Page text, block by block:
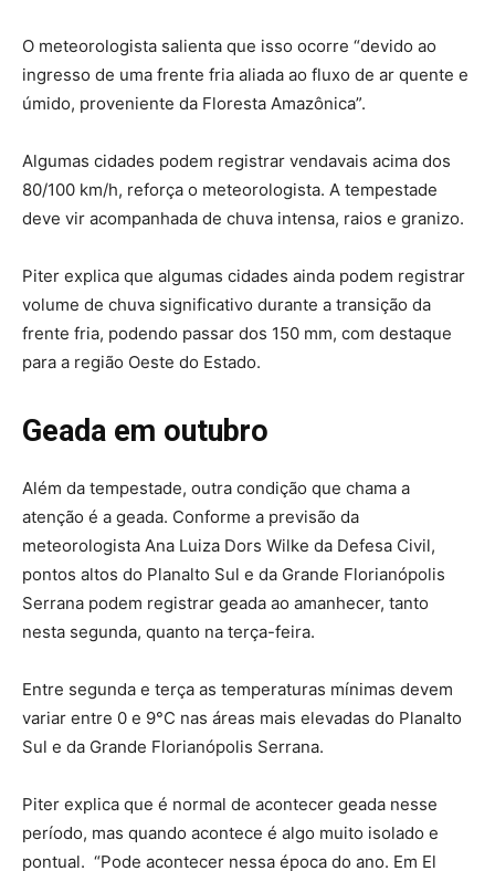
O meteorologista salienta que isso ocorre “devido ao
ingresso de uma frente fria aliada ao fluxo de ar quente e
úmido, proveniente da Floresta Amazônica”.
Algumas cidades podem registrar vendavais acima dos
80/100 km/h, reforça o meteorologista. A tempestade
deve vir acompanhada de chuva intensa, raios e granizo.
Piter explica que algumas cidades ainda podem registrar
volume de chuva significativo durante a transição da
frente fria, podendo passar dos 150 mm, com destaque
para a região Oeste do Estado.
Geada em outubro
Além da tempestade, outra condição que chama a
atenção é a geada. Conforme a previsão da
meteorologista Ana Luiza Dors Wilke da Defesa Civil,
pontos altos do Planalto Sul e da Grande Florianópolis
Serrana podem registrar geada ao amanhecer, tanto
nesta segunda, quanto na terça-feira.
Entre segunda e terça as temperaturas mínimas devem
variar entre 0 e 9°C nas áreas mais elevadas do Planalto
Sul e da Grande Florianópolis Serrana.
Piter explica que é normal de acontecer geada nesse
período, mas quando acontece é algo muito isolado e
pontual. “Pode acontecer nessa época do ano. Em El